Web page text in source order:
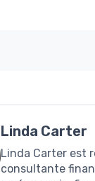
Linda Carter
Linda Carter est
consultante